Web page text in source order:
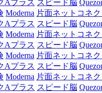
Aプラス スピード脳
Moderna 片面ネットコネク
Aプラス スピード脳
Moderna 片面ネットコネク
Aプラス スピード脳
Moderna 片面ネットコネク
Aプラス スピード脳
Moderna 片面ネットコネク
Aプラス スピード脳